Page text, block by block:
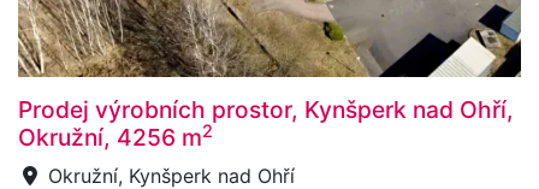
Prodej výrobních prostor, Kynšperk nad Ohří,
Okružní, 4256 m2
Okružní, Kynšperk nad Ohří